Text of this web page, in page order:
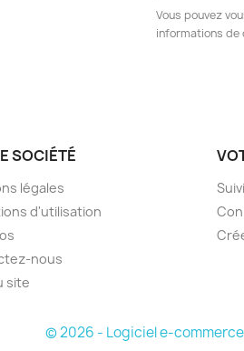
Vous pouvez
informations de
SOCIÉTÉ
légales
d'utilisation
nous
site
© 2026 - Logiciel e-